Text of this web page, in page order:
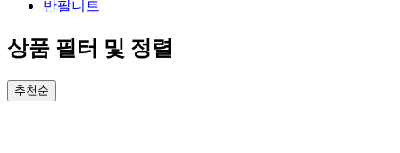
반팔니트
상품 필터 및 정렬
추천순